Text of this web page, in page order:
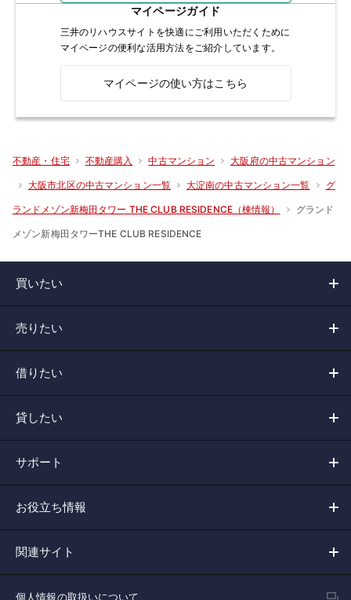
マイページガイド
三井のリハウスサイトを快適にご利用いただくために
マイページの便利な活用方法をご紹介しています。
マイページの使い方はこちら
不動産・住宅 不動産購入 中古マンション 大阪府の中古マンション
大阪市北区の中古マンション一覧 大淀南の中古マンション一覧 グ
ランドメゾン新梅田タワー THE CLUB RESIDENCE（棟情報） グランド
メゾン新梅田タワーTHE CLUB RESIDENCE
買いたい
売りたい
借りたい
貸したい
サポート
お役立ち情報
関連サイト
個人情報の取扱いについて